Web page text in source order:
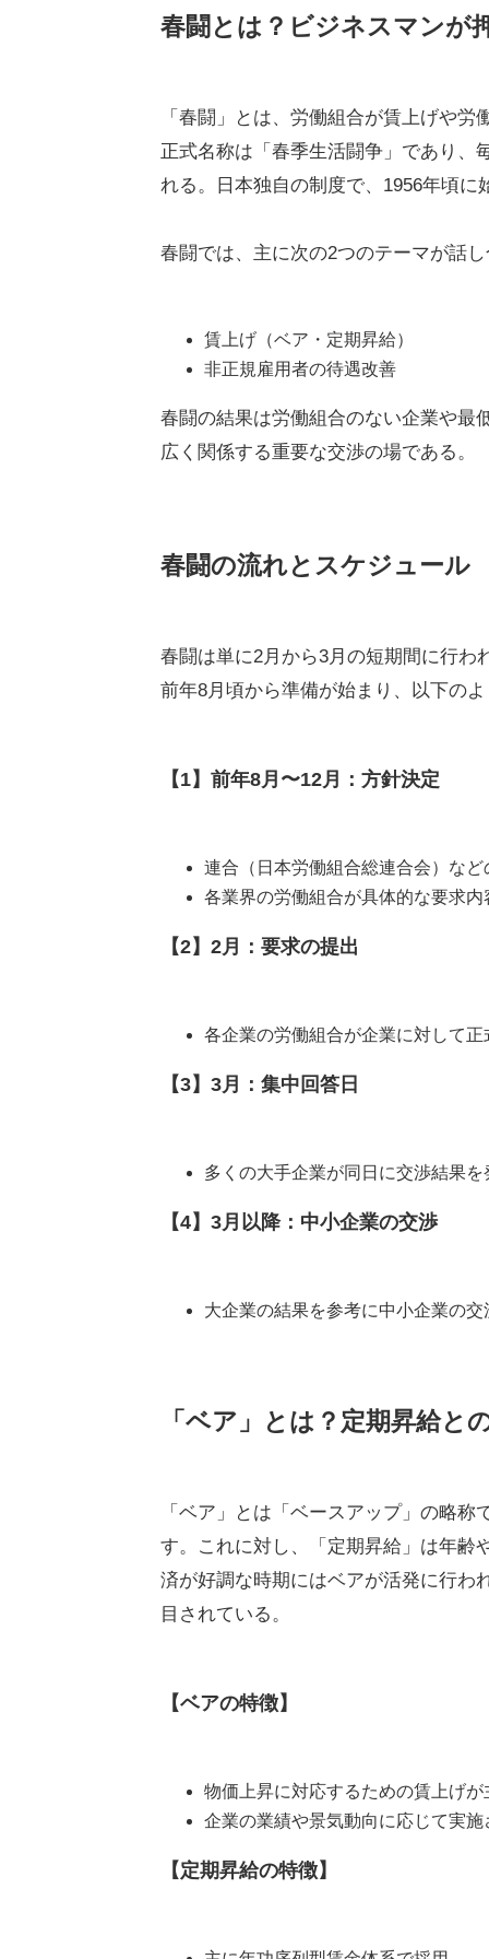
春闘とは？ビジネスマンが
「春闘」とは、労働組合が賃上げや
正式名称は「春季生活闘争」であり、
れる。日本独自の制度で、1956年頃に
春闘では、主に次の2つのテーマが話
賃上げ（ベア・定期昇給）
非正規雇用者の待遇改善
春闘の結果は労働組合のない企業や最
広く関係する重要な交渉の場である。
春闘の流れとスケジュール
春闘は単に2月から3月の短期間に行わ
前年8月頃から準備が始まり、以下の
【1】前年8月〜12月：方針決定
連合（日本労働組合総連合会）な
各業界の労働組合が具体的な要求内
【2】2月：要求の提出
各企業の労働組合が企業に対して
【3】3月：集中回答日
多くの大手企業が同日に交渉結果
【4】3月以降：中小企業の交渉
大企業の結果を参考に中小企業の
「ベア」とは？定期昇給と
「ベア」とは「ベースアップ」の略
す。これに対し、「定期昇給」は年齢
済が好調な時期にはベアが活発に行わ
目されている。
【ベアの特徴】
物価上昇に対応するための賃上げが
企業の業績や景気動向に応じて実
【定期昇給の特徴】